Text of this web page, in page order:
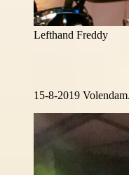
Lefthand Freddy
15-8-2019